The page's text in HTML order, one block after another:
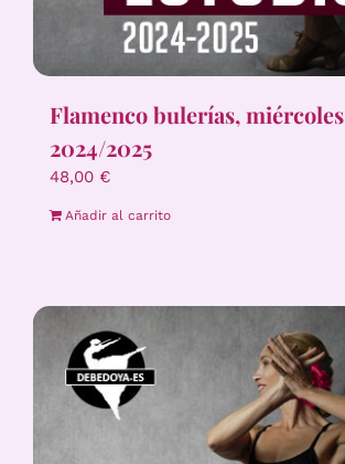
Flamenco bulerías, miércoles
2024/2025
48,00 €
Añadir al carrito